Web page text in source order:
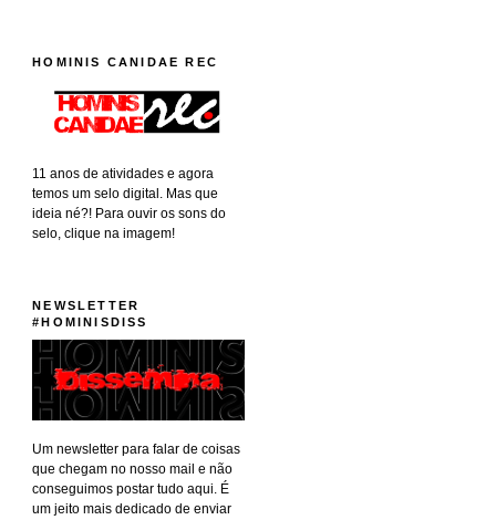
HOMINIS CANIDAE REC
11 anos de atividades e agora
temos um selo digital. Mas que
ideia né?! Para ouvir os sons do
selo, clique na imagem!
NEWSLETTER
#HOMINISDISS
Um newsletter para falar de coisas
que chegam no nosso mail e não
conseguimos postar tudo aqui. É
um jeito mais dedicado de enviar